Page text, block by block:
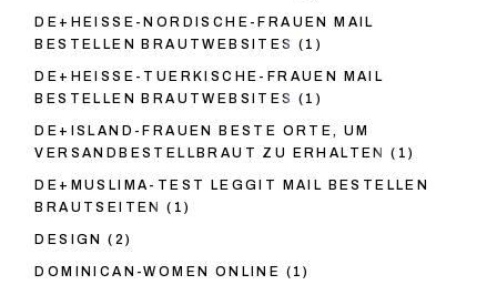
DE+HEISSE-NORDISCHE-FRAUEN MAIL
BESTELLEN BRAUTWEBSITES (1)
DE+HEISSE-TUERKISCHE-FRAUEN MAIL
BESTELLEN BRAUTWEBSITES (1)
DE+ISLAND-FRAUEN BESTE ORTE, UM
VERSANDBESTELLBRAUT ZU ERHALTEN
(1)
DE+MUSLIMA-TEST LEGGIT MAIL BESTELLEN
BRAUTSEITEN
(1)
DESIGN (2)
DOMINICAN-WOMEN ONLINE (1)